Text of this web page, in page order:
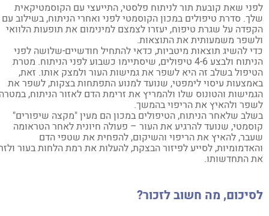
שאת קובעת תור לניתוח פלסטי, התייעצי עם הקוסמטיקאית
סדרת טיפולים במכון הקוסמטי לפני ואחרי הניתוח, בשילוב עם
על שגרת טיפוח, יעזרו לצמצם למינימום את תופעות הלוואי
משמעותית את התוצאות.
להשיג תוצאות מיטביות, כדאי להתחיל חודשיים-שלושה לפני
הניתוח ולבצע 4-6 טיפולים, שיסתיימו כשבוע לפני הניתוח. מטרת
בשלב זה היא לשפר את גמישות העור ולמצק אותו. זאת,
עיסוי לימפטי, שנועד למנוע התפתחות בצקות, לשפר את
והטונוס שלו ולהמריץ את זרימת הדם לאזור הניתוח, במטרה
ולהאיץ את הריפוי בהמשך.
שלאחר הניתוח, הטיפולים במכון הם מעין "מקצה שיפורים"
שנועד להרגיע את העור – פעולה חיונית לאחר הטראומה
להאיץ את הריפוי והשיקום, להפחית את שטפי הדם
לסייע לפיזור הבצקת, להעלות את רמת הלחות בעור ולזרז
התחדשותו.
מה חשוב לזכור?